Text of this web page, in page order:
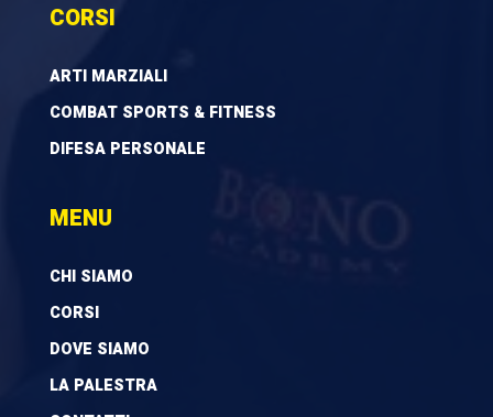
CORSI
ARTI MARZIALI
COMBAT SPORTS & FITNESS
DIFESA PERSONALE
MENU
CHI SIAMO
CORSI
DOVE SIAMO
LA PALESTRA